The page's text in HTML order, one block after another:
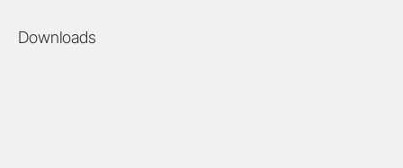
Downloads